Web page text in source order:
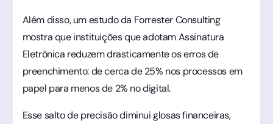
Além disso, um estudo da Forrester Consulting
mostra que instituições que adotam Assinatura
Eletrônica reduzem drasticamente os erros de
preenchimento: de cerca de 25% nos processos em
papel para menos de 2% no digital.
Esse salto de precisão diminui glosas financeiras,